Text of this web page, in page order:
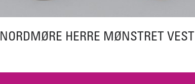
NORDMØRE HERRE MØNSTRET VEST